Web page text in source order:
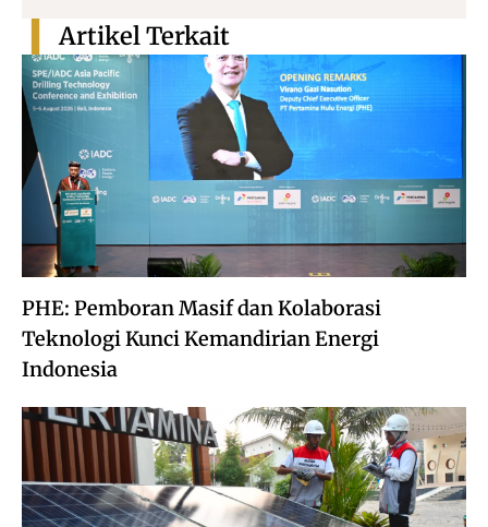
PHE: Pemboran Masif dan Kolaborasi
Teknologi Kunci Kemandirian Energi
Indonesia
Artikel Terkait